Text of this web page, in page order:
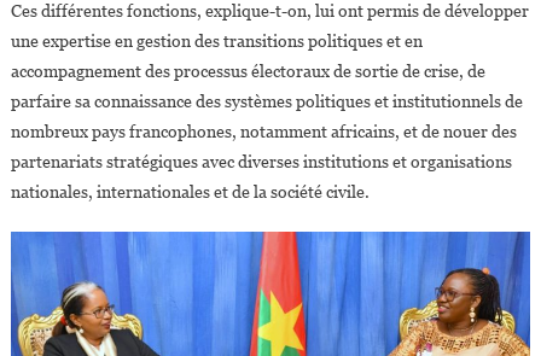
Ces différentes fonctions, explique-t-on, lui ont permis de développer
une expertise en gestion des transitions politiques et en
accompagnement des processus électoraux de sortie de crise, de
parfaire sa connaissance des systèmes politiques et institutionnels de
nombreux pays francophones, notamment africains, et de nouer des
partenariats stratégiques avec diverses institutions et organisations
nationales, internationales et de la société civile.